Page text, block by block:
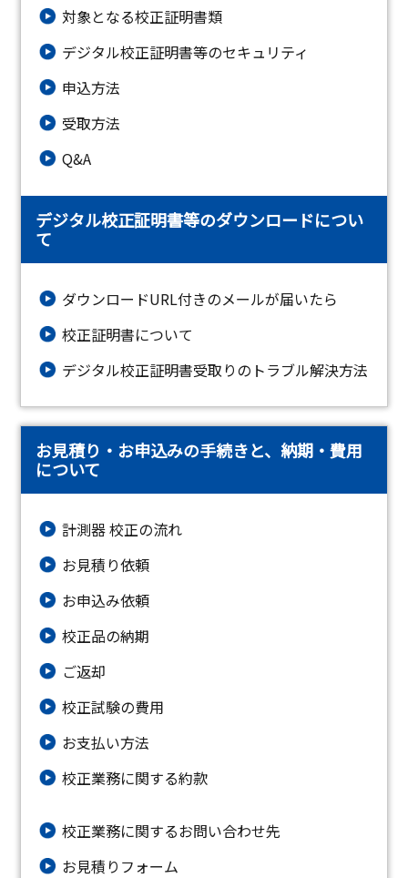
対象となる校正証明書類
デジタル校正証明書等のセキュリティ
申込方法
受取方法
Q&A
デジタル校正証明書等のダウンロードについ
て
ダウンロードURL付きのメールが届いたら
校正証明書について
デジタル校正証明書受取りのトラブル解決方法
お見積り・お申込みの手続きと、納期・費用
について
計測器 校正の流れ
お見積り依頼
お申込み依頼
校正品の納期
ご返却
校正試験の費用
お支払い方法
校正業務に関する約款
校正業務に関するお問い合わせ先
お⾒積りフォーム